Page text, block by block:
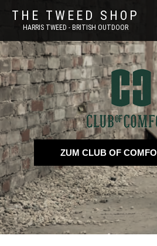
THE TWEED SHOP
HARRIS TWEED - BRITISH OUTDOOR
ZUM CLUB OF